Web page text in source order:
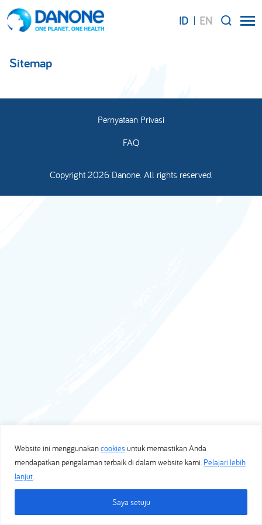
Website ini menggunakancookiesuntuk memastikan Anda
mendapatkan pengalaman terbaik di dalam website kami. Pelajari lebih
lanjut
Saya setuju
ID EN
Sitemap
Copyright 2026 Danone. All rights reserved.
Pernyataan Privasi
FAQ